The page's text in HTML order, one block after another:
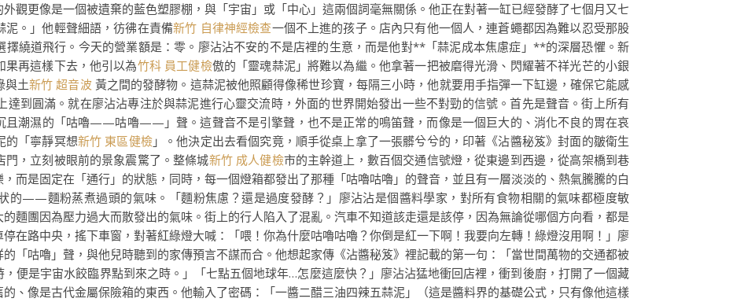
觀更像是一個被遺棄的藍色塑膠棚，與「宇宙」或「中心」這兩個詞毫無關係。他正在對著一缸已經發酵了七個月又七
泥。」他輕聲細語，彷彿在責備新竹 自律神經檢查一個不上進的孩子。店內只有他一個人，連蒼蠅都因為難以忍受那股
擇繞道飛行。今天的營業額是：零。廖沾沾不安的不是店裡的生意，而是他對**「蒜泥成本焦慮症」**的深層恐懼。新
再這樣下去，他引以為竹科 員工健檢傲的「靈魂蒜泥」將難以為繼。他拿著一把被磨得光滑、閃耀著不祥光芒的小銀
與土新竹 超音波 黃之間的發酵物。這蒜泥被他照顧得像稀世珍寶，每隔三小時，他就要用手指彈一下缸邊，確保它能感
到圓滿。就在廖沾沾專注於與蒜泥進行心靈交流時，外面的世界開始發出一些不對勁的信號。首先是聲音。街上所有
且潮濕的「咕嚕——咕嚕——」聲。這聲音不是引擎聲，也不是正常的鳴笛聲，而像是一個巨大的、消化不良的胃在哀
的「寧靜冥想新竹 東區健檢」。他決定出去看個究竟，順手從桌上拿了一張髒兮兮的，印著《沾醬秘笈》封面的皺衛生
，立刻被眼前的景象震驚了。整條城新竹 成人健檢市的主幹道上，數百個交通信號燈，從東邊到西邊，從高架橋到巷
而是固定在「通行」的狀態，同時，每一個燈箱都發出了那種「咕嚕咕嚕」的聲音，並且有一層淡淡的、熱氣騰騰的白
的——麵粉蒸煮過頭的氣味。「麵粉焦慮？還是過度發酵？」廖沾沾是個醬料學家，對所有食物相關的氣味都極度敏
麵團因為壓力過大而散發出的氣味。街上的行人陷入了混亂。汽車不知道該走還是該停，因為無論從哪個方向看，都是
在路中央，搖下車窗，對著紅綠燈大喊：「喂！你為什麼咕嚕咕嚕？你倒是紅一下啊！我要向左轉！綠燈沒用啊！」廖
「咕嚕」聲，與他兒時聽到的家傳預言不謀而合。他想起家傳《沾醬秘笈》裡記載的第一句：「當世間萬物的交通都被
便是宇宙水餃臨界點到來之時。」「七點五個地球年…怎麼這麼快？」廖沾沾猛地衝回店裡，衝到後廚，打開了一個藏
、像是古代金屬保險箱的東西。他輸入了密碼：「一醬二醋三油四辣五蒜泥」（這是醬料界的基礎公式，只有像他這樣